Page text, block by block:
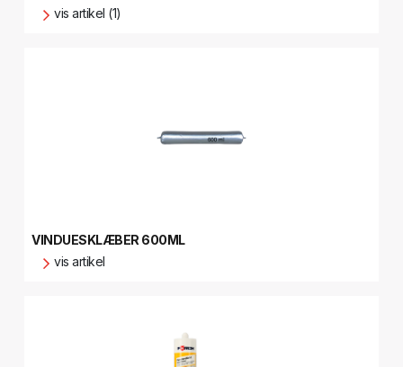
vis artikel (1)
VINDUESKLÆBER 600ML
vis artikel